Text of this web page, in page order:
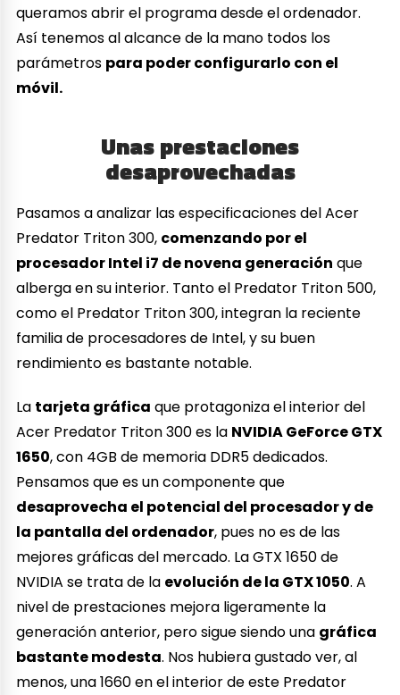
queramos abrir el programa desde el ordenador.
Así tenemos al alcance de la mano todos los
parámetros para poder configurarlo con el
móvil.
Unas prestaciones
desaprovechadas
Pasamos a analizar las especificaciones del Acer
Predator Triton 300, comenzando por el
procesador Intel i7 de novena generación que
alberga en su interior. Tanto el Predator Triton 500,
como el Predator Triton 300, integran la reciente
familia de procesadores de Intel, y su buen
rendimiento es bastante notable.
La tarjeta gráfica que protagoniza el interior del
Acer Predator Triton 300 es la NVIDIA GeForce GTX
1650, con 4GB de memoria DDR5 dedicados.
Pensamos que es un componente que
desaprovecha el potencial del procesador y de
la pantalla del ordenador, pues no es de las
mejores gráficas del mercado. La GTX 1650 de
NVIDIA se trata de la evolución de la GTX 1050. A
nivel de prestaciones mejora ligeramente la
generación anterior, pero sigue siendo una gráfica
bastante modesta. Nos hubiera gustado ver, al
menos, una 1660 en el interior de este Predator